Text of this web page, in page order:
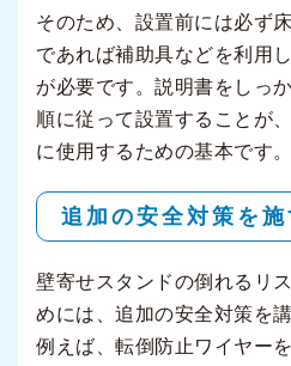
そのため、設置前には必ず
であれば補助具などを利用
が必要です。説明書をしっ
順に従って設置することが
に使用するための基本です。
追加の安全対策を施
壁寄せスタンドの倒れるリ
めには、追加の安全対策を
例えば、転倒防止ワイヤー